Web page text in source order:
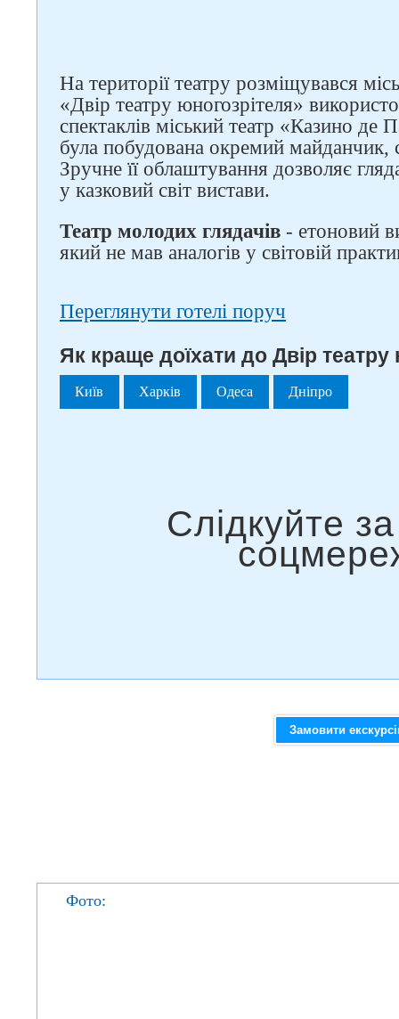
На території театру розміщувався
«Двір театру юногозрітеля»
спектаклів міський театр «Казино де
була побудована окремий майданчик,
Зручне її облаштування дозволяє
у казковий світ вистави.
Театр молодих глядачів - етоновий
який не мав аналогів у світовій
Переглянути готелі поруч
Як краще доїхати до Двір
Київ Харків Одеса Дніпро
Замовити
Фото: